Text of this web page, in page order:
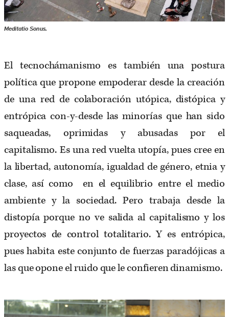
Meditatio Sonus.
El tecnochámanismo es también una postura
política que propone empoderar desde la creación
de una red de colaboración utópica, distópica y
entrópica con-y-desde las minorías que han sido
saqueadas, oprimidas y abusadas por el
capitalismo. Es una red vuelta utopía, pues cree en
la libertad, autonomía, igualdad de género, etnia y
clase, así como en el equilibrio entre el medio
ambiente y la sociedad. Pero trabaja desde la
distopía porque no ve salida al capitalismo y los
proyectos de control totalitario. Y es entrópica,
pues habita este conjunto de fuerzas paradójicas a
las que opone el ruido que le confieren dinamismo.